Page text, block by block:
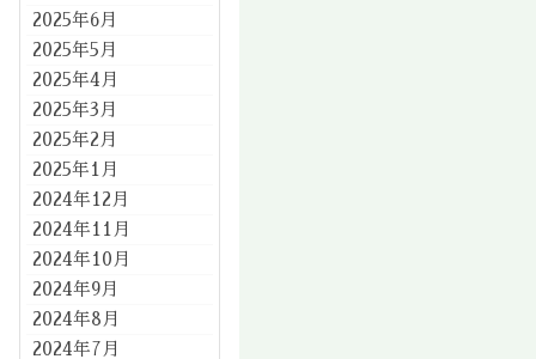
2025年6月
2025年5月
2025年4月
2025年3月
2025年2月
2025年1月
2024年12月
2024年11月
2024年10月
2024年9月
2024年8月
2024年7月